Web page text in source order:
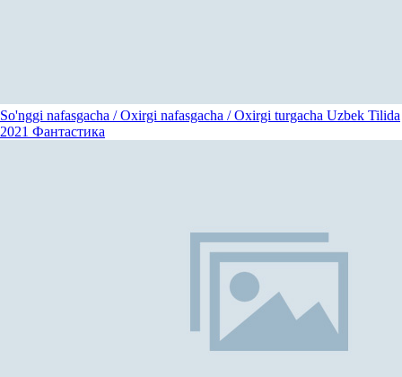
So'nggi nafasgacha / Oxirgi nafasgacha / Oxirgi turgacha Uzbek Tilida
2021 Фантастика